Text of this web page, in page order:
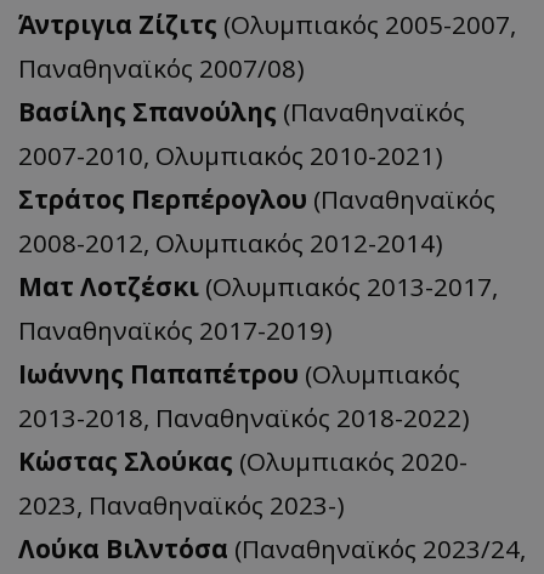
Άντριγια Ζίζιτς (Ολυμπιακός 2005-2007,
Παναθηναϊκός 2007/08)
Βασίλης Σπανούλης (Παναθηναϊκός
2007-2010, Ολυμπιακός 2010-2021)
Στράτος Περπέρογλου (Παναθηναϊκός
2008-2012, Ολυμπιακός 2012-2014)
Ματ Λοτζέσκι (Ολυμπιακός 2013-2017,
Παναθηναϊκός 2017-2019)
Ιωάννης Παπαπέτρου (Ολυμπιακός
2013-2018, Παναθηναϊκός 2018-2022)
Κώστας Σλούκας (Ολυμπιακός 2020-
2023, Παναθηναϊκός 2023-)
Λούκα Βιλντόσα (Παναθηναϊκός 2023/24,